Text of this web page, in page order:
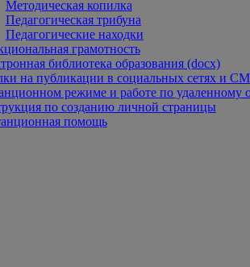
Методическая копилка
Педагогическая трибуна
Педагогические находки
грамотность
библиотека образования (docx)
на публикации в социальных сетях и
режиме и работе по удаленному
по созданию личной страницы
помощь